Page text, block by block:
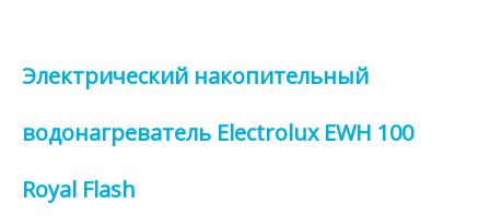
Электрический накопительный
водонагреватель Electrolux EWH 100
Royal Flash